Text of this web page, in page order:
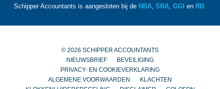
Schipper Accountants is aangesloten bij de NBA, SRA, GGI en RB.
© 2026 SCHIPPER ACCOUNTANTS
NIEUWSBRIEF
BEVEILIGING
PRIVACY- EN COOKIEVERKLARING
ALGEMENE VOORWAARDEN
KLACHTEN